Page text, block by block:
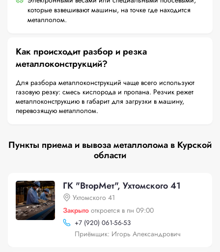
которые взвешивают машины, на точке где находится
металлолом.
Как происходит разбор и резка
металлоконструкций?
Для разбора металлоконструкций чаще всего используют
газовую резку: смесь кислорода и пропана. Резчик режет
металлоконструкцию в габарит для загрузки в машину,
перевозящую металлолом.
Пункты приема и вывоза металлолома в Курской
области
ГК "ВторМет", Ухтомского 41
Ухтомского 41
Закрыто откроется в пн 09:00
+7 (920) 061-56-53
Приёмщик: Игорь Александрович